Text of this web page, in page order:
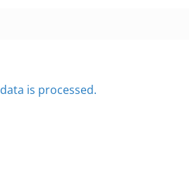
is processed.